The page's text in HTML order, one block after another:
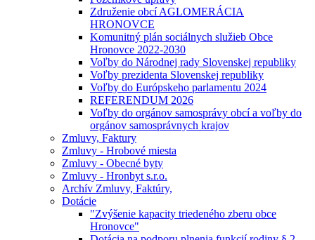
Združenie obcí AGLOMERÁCIA
HRONOVCE
Komunitný plán sociálnych služieb Obce
Hronovce 2022-2030
Voľby do Národnej rady Slovenskej republiky
Voľby prezidenta Slovenskej republiky
Voľby do Európskeho parlamentu 2024
REFERENDUM 2026
Voľby do orgánov samosprávy obcí a voľby do
orgánov samosprávnych krajov
Zmluvy, Faktury
Zmluvy - Hrobové miesta
Zmluvy - Obecné byty
Zmluvy - Hronbyt s.r.o.
Archív Zmluvy, Faktúry,
Dotácie
"Zvýšenie kapacity triedeného zberu obce
Hronovce"